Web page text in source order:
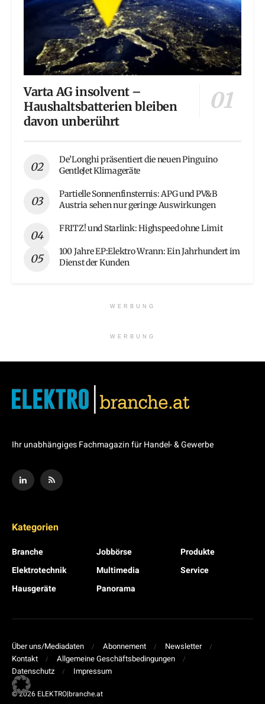
Varta AG insolvent –
Haushaltsbatterien bleiben
davon unberührt
De’Longhi präsentiert die neuen Pinguino
GentleJet Klimageräte
Partielle Sonnenfinsternis: APG und PV&B
Austria sehen nur geringe Auswirkungen
FRITZ! und Starlink: Highspeed ohne Limit
100 Jahre EP:Elektro Wrann: Ein Jahrhundert im
Dienst der Kunden
WERBUNG
WERBUNG
Ihr unabhängiges Fachmagazin für Handel- & Gewerbe
Kategorien
Branche
Elektrotechnik
Hausgeräte
Jobbörse
Multimedia
Panorama
Produkte
Service
Über uns/Mediadaten Abonnement
Newsletter
Kontakt
Allgemeine Geschäftsbedingungen
Datenschutz
Impressum
© 2026 ELEKTRO|branche.at